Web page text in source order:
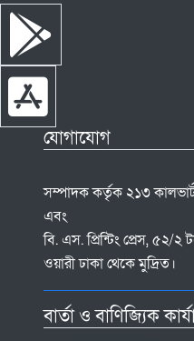
যোগাযোগ
সম্পাদক কর্তৃক ২১৩
এবং
বি. এস. প্রিন্টিং প্রেস, ৫২/২
ওয়ারী ঢাকা থেকে মুদ্রিত।
বার্তা ও বাণিজ্যিক